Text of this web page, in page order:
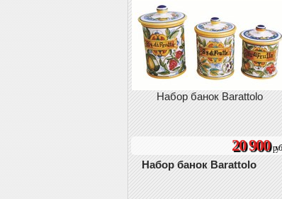
Набор банок Barattolo
20 900руб
Набор банок Barattolo